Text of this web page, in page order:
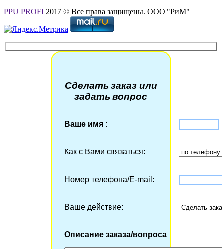
PPU PROFI 2017 © Все права защищены. ООО "РиМ"
Сделать заказ или
задать вопрос
Ваше имя:
Как с Вами связаться:
Номер телефона/Е-mail:
Ваше действие:
Описание заказа/вопроса